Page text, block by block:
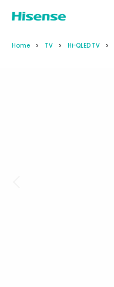
Home TV Hi-QLED TV